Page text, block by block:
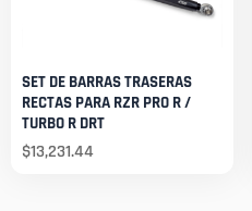
SET DE BARRAS TRASERAS
RECTAS PARA RZR PRO R /
TURBO R DRT
$13,231.44